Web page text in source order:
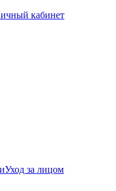
кабинет
Уход за лицом